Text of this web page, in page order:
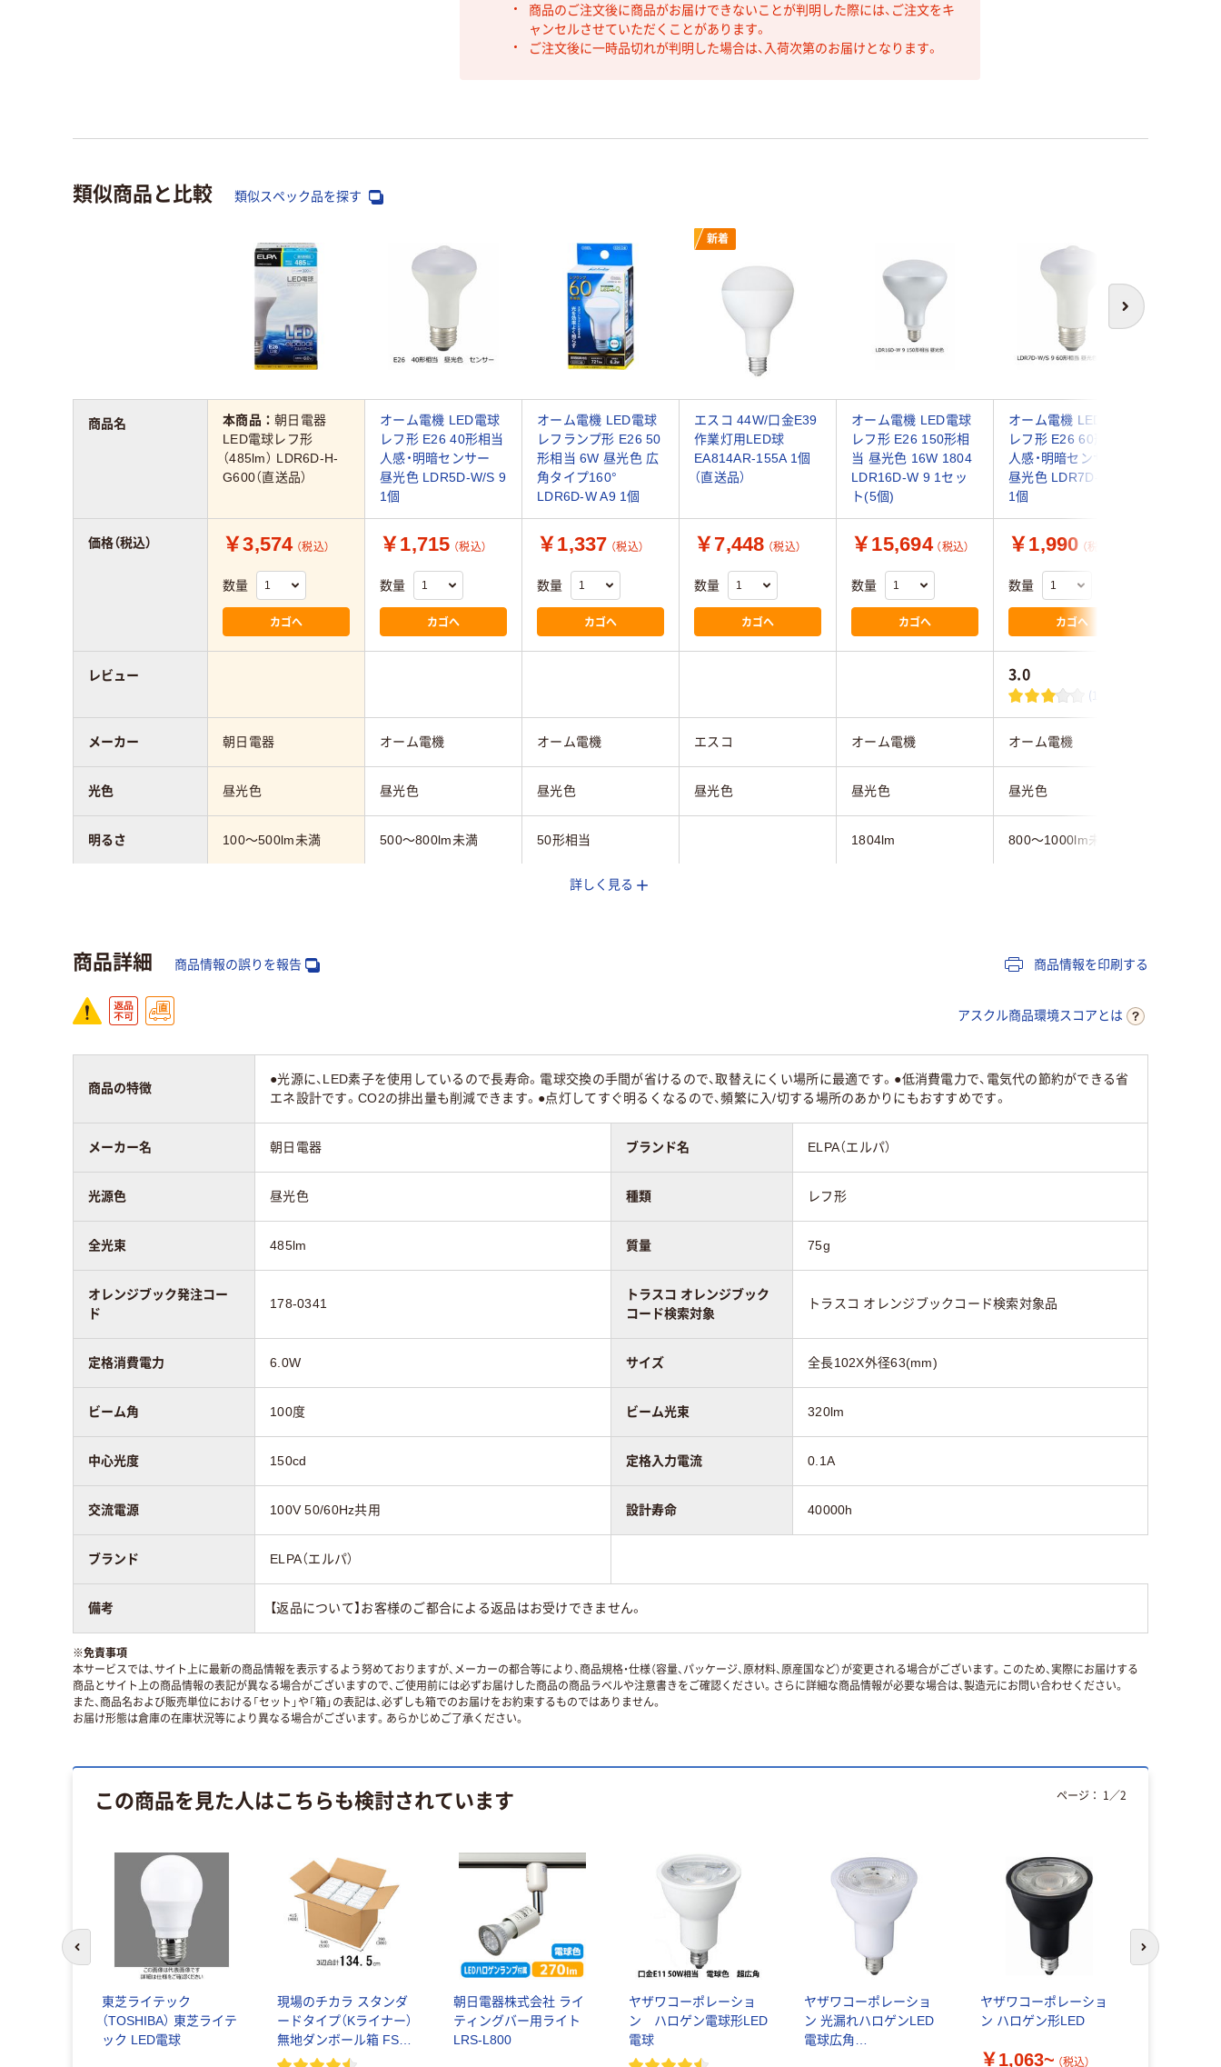
商品のご注文後に商品がお届けできないことが判明した際には、ご注文をキ
ャンセルさせていただくことがあります。
ご注文後に一時品切れが判明した場合は、入荷次第のお届けとなります。
類似商品と比較 類似スペック品を探す
次へ
新着
本商品：朝日電器
LED電球レフ形
（485lm） LDR6D-H-
G600（直送品）
オーム電機 LED電球
レフ形 E26 40形相当
人感・明暗センサー
昼光色 LDR5D-W/S 9
1個
オーム電機 LED電球
レフランプ形 E26 50
形相当 6W 昼光色 広
角タイプ160°
LDR6D-W A9 1個
エスコ 44W/口金E39
作業灯用LED球
EA814AR-155A 1個
（直送品）
オーム電機 LED電球
レフ形 E26 150形相
当 昼光色 16W 1804
LDR16D-W 9 1セッ
ト(5個)
オーム電機 LED電球
レフ形 E26 60形相当
人感・明暗センサー
昼光色 LDR7D-W/S 9
1個
￥3,574 （税込）
数量
カゴへ
￥1,715 （税込）
数量
カゴへ
￥1,337 （税込）
数量
カゴへ
￥7,448 （税込）
数量
カゴへ
￥15,694 （税込）
数量
カゴへ
￥1,990 （税込）
数量
カゴへ
3.0
(1)
朝日電器 オーム電機 オーム電機 エスコ オーム電機 オーム電機
昼光色 昼光色 昼光色 昼光色 昼光色 昼光色
100～500lm未満 500～800lm未満 50形相当 1804lm 800～1000lm未満
レフ球
商品名
価格（税込）
レビュー
メーカー
光色
明るさ
詳しく見る
商品詳細 商品情報の誤りを報告 商品情報を印刷する
アスクル商品環境スコアとは
商品の特徴
●光源に、LED素子を使用しているので長寿命。電球交換の手間が省けるので、取替えにくい場所に最適です。●低消費電力で、電気代の節約ができる省
エネ設計です。CO2の排出量も削減できます。●点灯してすぐ明るくなるので、頻繁に入/切する場所のあかりにもおすすめです。
メーカー名 朝日電器 ブランド名 ELPA（エルパ）
光源色 昼光色 種類 レフ形
全光束 485lm 質量 75g
オレンジブック発注コー
ド
178-0341
トラスコ オレンジブック
コード検索対象
トラスコ オレンジブックコード検索対象品
定格消費電力 6.0W サイズ 全長102X外径63(mm)
ビーム角 100度 ビーム光束 320lm
中心光度 150cd 定格入力電流 0.1A
交流電源 100V 50/60Hz共用 設計寿命 40000h
ブランド ELPA（エルパ）
備考 【返品について】お客様のご都合による返品はお受けできません。
※免責事項
本サービスでは、サイト上に最新の商品情報を表示するよう努めておりますが、メーカーの都合等により、商品規格・仕様（容量、パッケージ、原材料、原産国など）が変更される場合がございます。このため、実際にお届けする
商品とサイト上の商品情報の表記が異なる場合がございますので、ご使用前には必ずお届けした商品の商品ラベルや注意書きをご確認ください。さらに詳細な商品情報が必要な場合は、製造元にお問い合わせください。
また、商品名および販売単位における「セット」や「箱」の表記は、必ずしも箱でのお届けをお約束するものではありません。
お届け形態は倉庫の在庫状況等により異なる場合がございます。あらかじめご了承ください。
この商品を見た人はこちらも検討されています
東芝ライテック
（TOSHIBA） 東芝ライテ
ック LED電球
現場のチカラ スタンダ
ードタイプ（Kライナー）
無地ダンボール箱 FSC
認証 オリジナル
朝日電器株式会社 ライ
ティングバー用ライト
LRS-L800
ヤザワコーポレーショ
ン ハロゲン電球形LED
電球
ヤザワコーポレーショ
ン 光漏れハロゲンLED
電球広角
ヤザワコーポレーショ
ン ハロゲン形LED
￥1,063~ （税込）
ページ： 1 ／2
前のスライドへ 次のスライド